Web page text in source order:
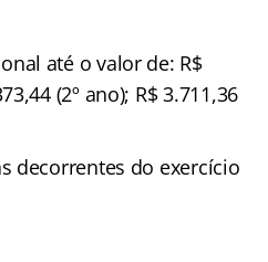
até o valor de: R$
(2º ano); R$ 3.711,36
decorrentes do exercício